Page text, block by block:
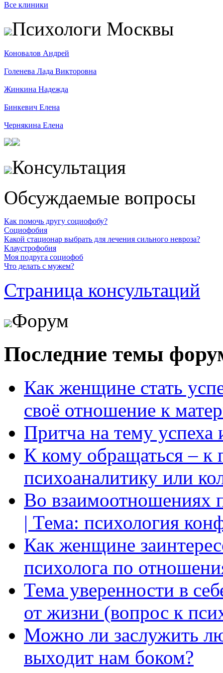
Все клиники
Психологи Москвы
Коновалов Андрей
Голенева Лада Викторовна
Жинкина Надежда
Бинкевич Елена
Чернякина Елена
Консультация
Обсуждаемые вопросы
Как помочь другу социофобу?
Социофобия
Какой стационар выбрать для лечения сильного невроза?
Клаустрофобия
Моя подруга социофоб
Что делать с мужем?
Страница консультаций
Форум
Последние темы
Как женщине стать
своё отношение к
Притча на тему успеха
К кому обращаться – к
психоаналитику или
Во взаимоотношениях
| Тема: психология
Как женщине
психолога по
Тема уверенности в
от жизни (вопрос к
Можно ли заслужить
выходит нам боком?